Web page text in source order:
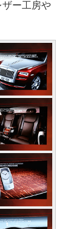
ー工房や